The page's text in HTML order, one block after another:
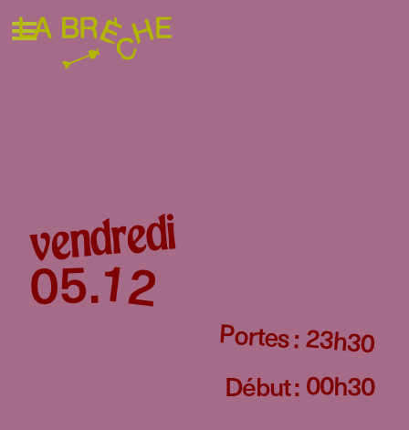
vendredi
12
.
05
Portes :23h30
Début : 00h30